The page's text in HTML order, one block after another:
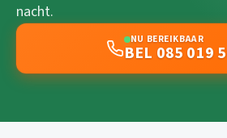
nacht.
NU BEREIKBAAR
BEL 085 019